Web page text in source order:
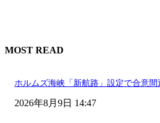
MOST READ
ホルムズ海峡「新航路」設定で合意
2026年8月9日 14:47